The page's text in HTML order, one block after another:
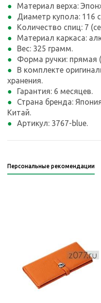
Материал верха:
Диаметр купола: 116
Количество спиц: 7
Материал каркаса:
Вес: 325 грамм.
Форма ручки: прямая
В комплекте
хранения.
Гарантия: 6 месяцев.
Страна бренда:
Китай.
Артикул: 3767-blue.
Персональные рекомендации